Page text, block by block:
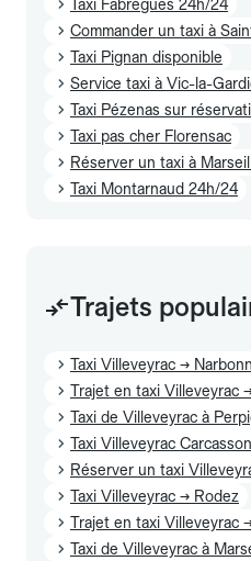
Taxi Fabrègues 24h/24
Commander un taxi à
Taxi Pignan disponible
Service taxi à Vic-la-
Taxi Pézenas sur
Taxi pas cher Florensac
Réserver un taxi à
Taxi Montarnaud 24h/24
Trajets
Taxi Villeveyrac →
Trajet en taxi Villeveyrac
Taxi de Villeveyrac à
Taxi Villeveyrac
Réserver un taxi
Taxi Villeveyrac → Rodez
Trajet en taxi Villeveyrac
Taxi de Villeveyrac à